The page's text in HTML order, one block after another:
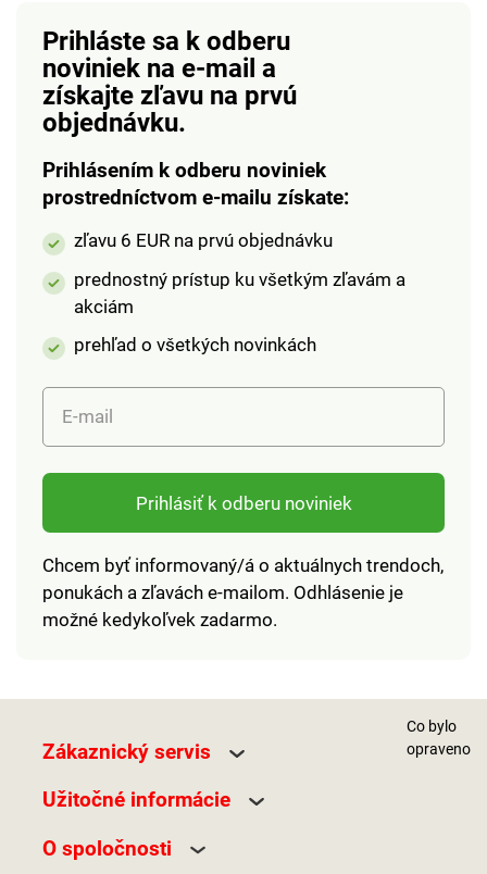
Jednoduché
používanie
Prihláste sa k odberu
noviniek na e-mail a
získajte zľavu na prvú
objednávku.
Prihlásením k odberu noviniek
prostredníctvom e-mailu získate:
zľavu 6 EUR na prvú objednávku
prednostný prístup ku všetkým zľavám a
akciám
prehľad o všetkých novinkách
E-mail
Prihlásiť k odberu noviniek
Chcem byť informovaný/á o aktuálnych trendoch,
ponukách a zľavách e-mailom. Odhlásenie je
možné kedykoľvek zadarmo.
Zákaznický servis
Užitočné informácie
O spoločnosti
Co bylo
opraveno